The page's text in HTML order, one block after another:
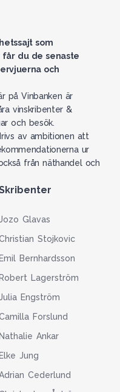
som
får du de senaste
och
på Vinbanken är
vinskribenter &
och besök.
av ambitionen att
ur
från näthandel och
Glavas
Stojkovic
Emil Bernhardsson
Robert Lagerström
Engström
Forslund
Nathalie Ankar
Elke Jung
Cederlund